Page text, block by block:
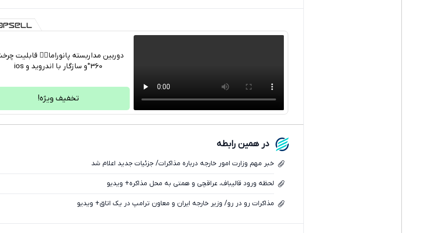
تلگرام
فیسبوک
دوربین مداربسته پانوراما👈🏻 قابلیت
360°و سازگار با اندروید و ios
تخفیف ویژه!
در همین رابطه
خبر مهم وزارت امور خارجه درباره مذاکرات/ جزئیات جدید اعلام شد
لحظه ورود قالیباف، عراقچی و همتی به محل مذاکره+ ویدیو
مذاکرات رو در رو/ وزیر خارجه ایران و معاون ترامپ در یک اتاق+ ویدیو